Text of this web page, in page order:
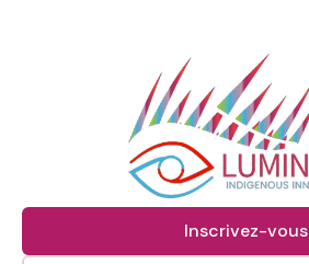
Inscrivez-vous